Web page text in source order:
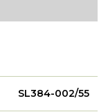
SL384-002/55